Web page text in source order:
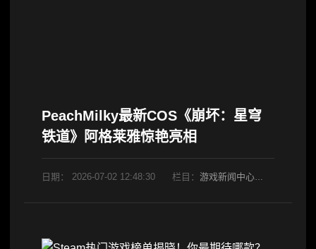
PeachMilky最新COS《崩坏：星穹
铁道》阿格莱雅惊艳亮相
日期： 2026-07-02 12:48:30 栏目： 游戏新闻中心